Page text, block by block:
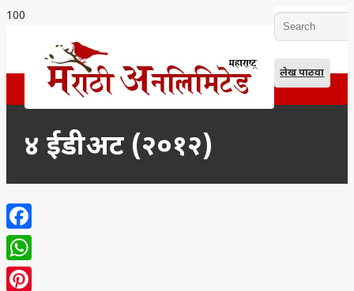
लेख पाठवा
४ ईडीअट (२०१२)
Facebook
WhatsApp